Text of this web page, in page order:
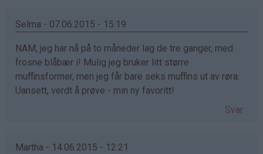
Selma - 07.06.2015 - 15:19
NAM, jeg har nå på to måneder lag de tre ganger, med
frosne blåbær i! Mulig jeg bruker litt større
muffinsformer, men jeg får bare seks muffins ut av røra.
Uansett, verdt å prøve - min ny favoritt!
Svar
Martha - 14.06.2015 - 12:21